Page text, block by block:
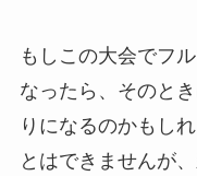
もしこの大会でフ
なったら、そのと
りになるのかもし
とはできませんが